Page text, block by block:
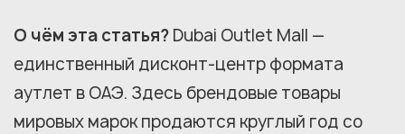
О чём эта статья? Dubai Outlet Mall —
единственный дисконт-центр формата
аутлет в ОАЭ. Здесь брендовые товары
мировых марок продаются круглый год со